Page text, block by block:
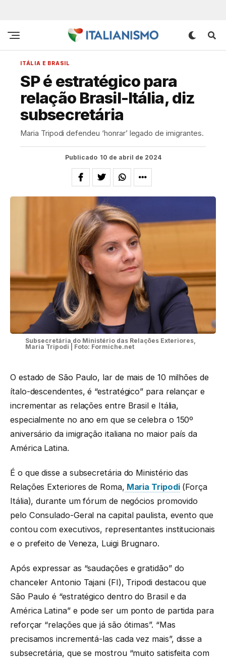
ITÁLIA E BRASIL
SP é estratégico para
relação Brasil-Itália, diz
subsecretária
Maria Tripodi defendeu ‘honrar’ legado de imigrantes.
Publicado 10 de abril de 2024
Subsecretária do Ministério das Relações Exteriores,
Maria Tripodi | Foto: Formiche.net
O estado de São Paulo, lar de mais de 10 milhões de
ítalo-descendentes, é “estratégico” para relançar e
incrementar as relações entre Brasil e Itália,
especialmente no ano em que se celebra o 150º
aniversário da imigração italiana no maior país da
América Latina.
É o que disse a subsecretária do Ministério das
Relações Exteriores de Roma, Maria Tripodi(Força
Itália), durante um fórum de negócios promovido
pelo Consulado-Geral na capital paulista, evento que
contou com executivos, representantes institucionais
e o prefeito de Veneza, Luigi Brugnaro.
Após expressar as “saudações e gratidão” do
chanceler Antonio Tajani (FI), Tripodi destacou que
São Paulo é “estratégico dentro do Brasil e da
América Latina” e pode ser um ponto de partida para
reforçar “relações que já são ótimas”. “Mas
precisamos incrementá-las cada vez mais”, disse a
subsecretária, que se mostrou “muito satisfeita com